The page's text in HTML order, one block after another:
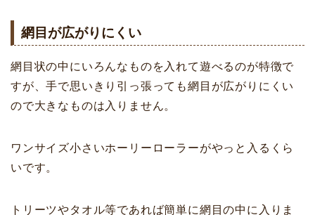
網目が広がりにくい
網目状の中にいろんなものを入れて遊べるのが特徴で
すが、手で思いきり引っ張っても網目が広がりにくい
ので大きなものは入りません。
ワンサイズ小さいホーリーローラーがやっと入るくら
いです。
トリーツやタオル等であれば簡単に網目の中に入りま